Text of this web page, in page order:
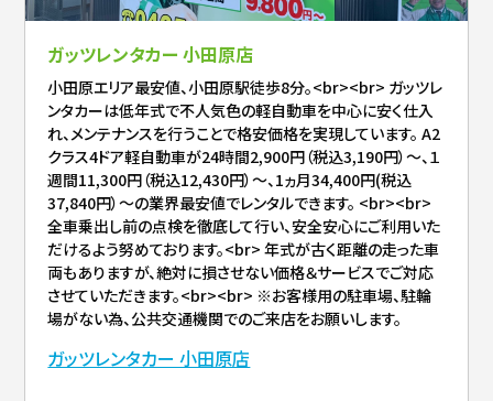
ガッツレンタカー 小田原店
小田原エリア最安値、小田原駅徒歩8分。<br><br> ガッツレ
ンタカーは低年式で不人気色の軽自動車を中心に安く仕入
れ、メンテナンスを行うことで格安価格を実現しています。 A2
クラス4ドア軽自動車が24時間2,900円（税込3,190円）～、１
週間11,300円（税込12,430円）～、1ヵ月34,400円(税込
37,840円）～の業界最安値でレンタルできます。 <br><br>
全車乗出し前の点検を徹底して行い、安全安心にご利用いた
だけるよう努めております。<br> 年式が古く距離の走った車
両もありますが、絶対に損させない価格＆サービスでご対応
させていただきます。<br><br> ※お客様用の駐車場、駐輪
場がない為、公共交通機関でのご来店をお願いします。
ガッツレンタカー 小田原店